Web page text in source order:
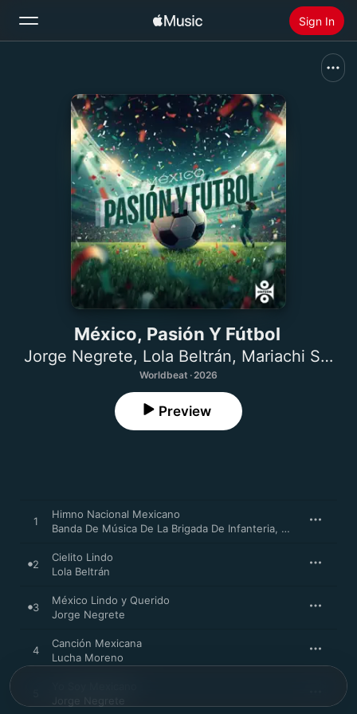
Sign In
Home
Radio
Install Apple Music
México, Pasión Y Fútbol
Jorge Negrete, Lola Beltrán, Mariachi Silvestre Vargas
Worldbeat · 2026
Preview
1
Himno Nacional Mexicano
Banda De Música De La Brigada De Infanteria, Banda De
2
Cielito Lindo
Lola Beltrán
3
México Lindo y Querido
Jorge Negrete
4
Canción Mexicana
Lucha Moreno
Jorge Negrete